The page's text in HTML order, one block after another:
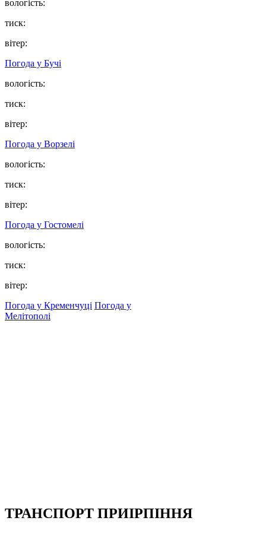
вологість:
тиск:
вітер:
Погода у Бучі
вологість:
тиск:
вітер:
Погода у Ворзелі
вологість:
тиск:
вітер:
Погода у Гостомелі
вологість:
тиск:
вітер:
Погода у Кременчуці Погода у
Мелітополі
ТРАНСПОРТ ПРИІРПІННЯ